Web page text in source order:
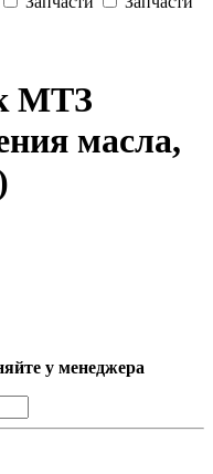
МТЗ
масла,
у менеджера